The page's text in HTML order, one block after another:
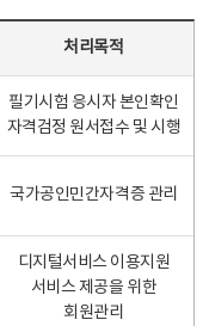
처리목적
필기시험 응시자 본인확인
자격검정 원서접수 및 시행
국가공인민간자격증 관리
디지털서비스 이용지원
서비스 제공을 위한
회원관리